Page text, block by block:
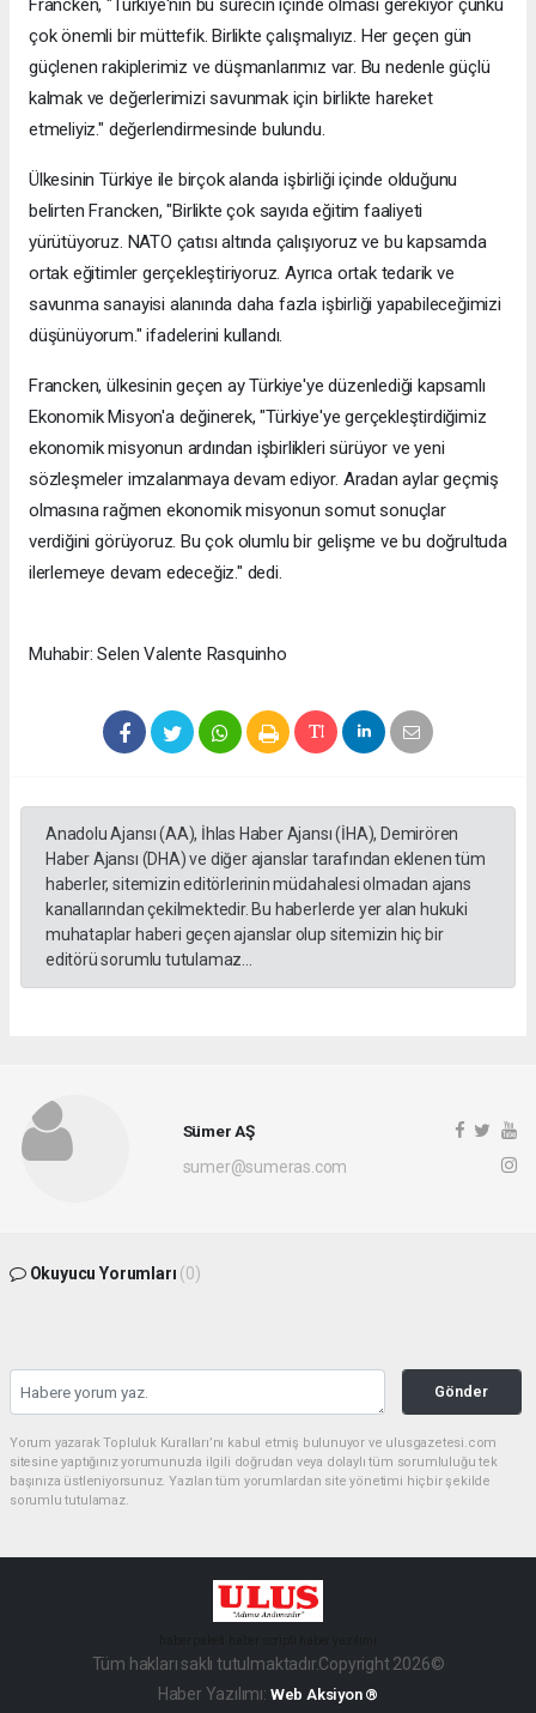
Francken, "Türkiye'nin bu sürecin içinde olması gerekiyor çünkü
çok önemli bir müttefik. Birlikte çalışmalıyız. Her geçen gün
güçlenen rakiplerimiz ve düşmanlarımız var. Bu nedenle güçlü
kalmak ve değerlerimizi savunmak için birlikte hareket
etmeliyiz." değerlendirmesinde bulundu.
Ülkesinin Türkiye ile birçok alanda işbirliği içinde olduğunu
belirten Francken, "Birlikte çok sayıda eğitim faaliyeti
yürütüyoruz. NATO çatısı altında çalışıyoruz ve bu kapsamda
ortak eğitimler gerçekleştiriyoruz. Ayrıca ortak tedarik ve
savunma sanayisi alanında daha fazla işbirliği yapabileceğimizi
düşünüyorum." ifadelerini kullandı.
Francken, ülkesinin geçen ay Türkiye'ye düzenlediği kapsamlı
Ekonomik Misyon'a değinerek, "Türkiye'ye gerçekleştirdiğimiz
ekonomik misyonun ardından işbirlikleri sürüyor ve yeni
sözleşmeler imzalanmaya devam ediyor. Aradan aylar geçmiş
olmasına rağmen ekonomik misyonun somut sonuçlar
verdiğini görüyoruz. Bu çok olumlu bir gelişme ve bu doğrultuda
ilerlemeye devam edeceğiz." dedi.
Muhabir: Selen Valente Rasquinho
Anadolu Ajansı (AA), İhlas Haber Ajansı (İHA), Demirören
Haber Ajansı (DHA) ve diğer ajanslar tarafından eklenen tüm
haberler, sitemizin editörlerinin müdahalesi olmadan ajans
kanallarından çekilmektedir. Bu haberlerde yer alan hukuki
muhataplar haberi geçen ajanslar olup sitemizin hiç bir
editörü sorumlu tutulamaz...
Sümer AŞ
sumer@sumeras.com
Okuyucu Yorumları (0)
Gönder
Yorum yazarak Topluluk Kuralları’nı kabul etmiş bulunuyor ve ulusgazetesi.com
sitesine yaptığınız yorumunuzla ilgili doğrudan veya dolaylı tüm sorumluluğu tek
başınıza üstleniyorsunuz. Yazılan tüm yorumlardan site yönetimi hiçbir şekilde
sorumlu tutulamaz.
Tüm hakları saklı tutulmaktadır.Copyright 2026©
Haber Yazılımı: Web Aksiyon ®